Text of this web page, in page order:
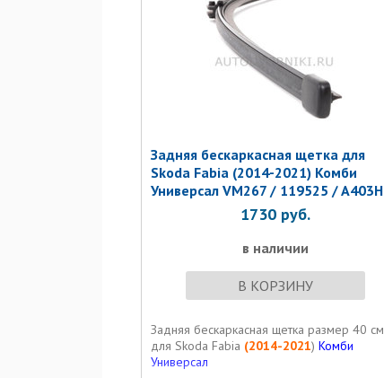
Задняя бескаркасная щетка для
Skoda Fabia (2014-2021) Комби
Универсал VM267 / 119525 / A403H
1730 руб.
в наличии
В КОРЗИНУ
Задняя бескаркасная щетка размер 40 см
для Skoda Fabia (2014-2021) Комби
Универсал